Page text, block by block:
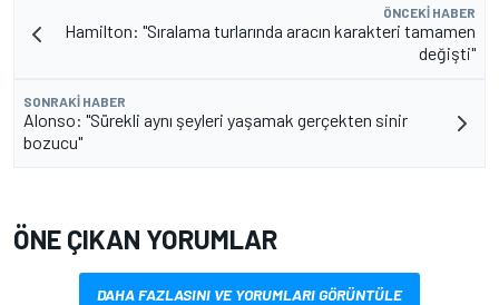
ÖNCEKI HABER
Hamilton: "Sıralama turlarında aracın karakteri tamamen
değişti"
SONRAKI HABER
Alonso: "Sürekli aynı şeyleri yaşamak gerçekten sinir
bozucu"
ÖNE ÇIKAN YORUMLAR
DAHA FAZLASINI VE YORUMLARI GÖRÜNTÜLE